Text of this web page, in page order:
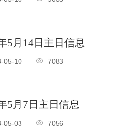
5月14日主日信息
05-10 7083
5月7日主日信息
05-03 7056